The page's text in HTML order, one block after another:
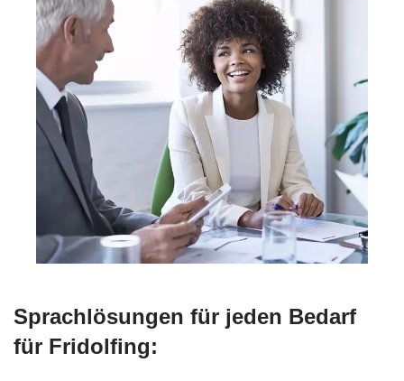
Sprachlösungen für jeden Bedarf
für Fridolfing: